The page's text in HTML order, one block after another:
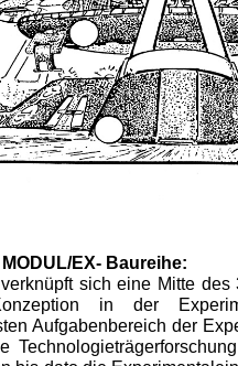
EX- Baureihe:
sich eine Mitte
in der
Aufgabenbereich der